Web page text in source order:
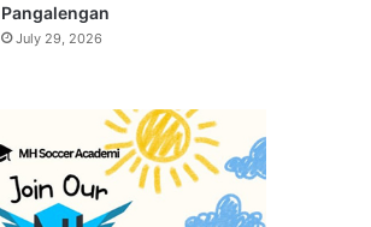
Pangalengan
July 29, 2026